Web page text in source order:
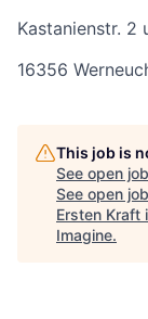
Kastanienstr. 2
16356
This job is
See open
See open
Ersten Kraft
Imagine.